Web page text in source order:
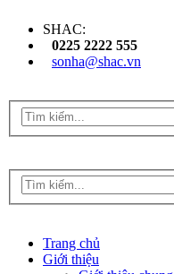
SHAC:
0225 2222 555
sonha@shac.vn
Trang chủ
Giới thiệu